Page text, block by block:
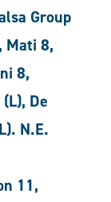
Group
Mati 8,
8,
De
N.E.
11,